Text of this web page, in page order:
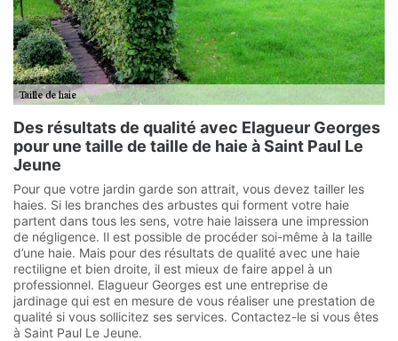
Des résultats de qualité avec Elagueur Georges
pour une taille de taille de haie à Saint Paul Le
Jeune
Pour que votre jardin garde son attrait, vous devez tailler les
haies. Si les branches des arbustes qui forment votre haie
partent dans tous les sens, votre haie laissera une impression
de négligence. Il est possible de procéder soi-même à la taille
d’une haie. Mais pour des résultats de qualité avec une haie
rectiligne et bien droite, il est mieux de faire appel à un
professionnel. Elagueur Georges est une entreprise de
jardinage qui est en mesure de vous réaliser une prestation de
qualité si vous sollicitez ses services. Contactez-le si vous êtes
à Saint Paul Le Jeune.